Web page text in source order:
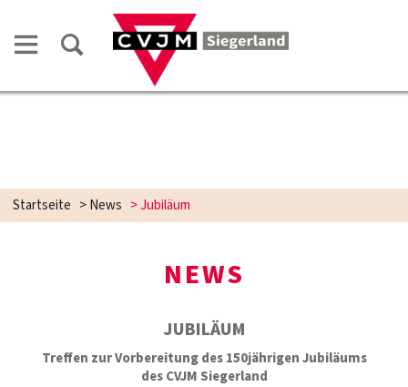
Startseite >News >Jubiläum
NEWS
JUBILÄUM
Treffen zur Vorbereitung des 150jährigen Jubiläums
des CVJM Siegerland